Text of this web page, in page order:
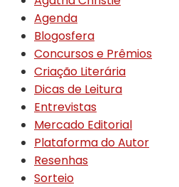
Agenda
Blogosfera
Concursos e Prêmios
Criação Literária
Dicas de Leitura
Entrevistas
Mercado Editorial
Plataforma do Autor
Resenhas
Sorteio